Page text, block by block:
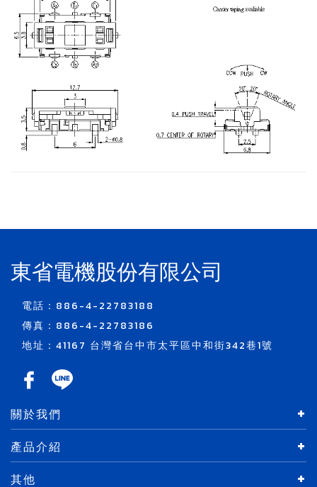
東省電機股份有限公司
電話：886-4-22783188
傳真：886-4-22783186
地址：41167 台灣省台中市太平區中和街342巷1號
關於我們
產品介紹
其他